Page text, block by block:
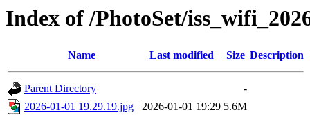
Index of /PhotoSet/
Name Last modified Size Description
Parent Directory
-
2026-01-01 19.29.19.jpg
2026-01-01 19:29 5.6M